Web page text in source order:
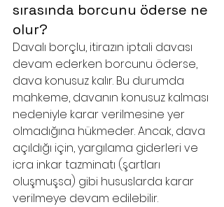
sırasında borcunu öderse ne
olur?
Davalı borçlu, itirazın iptali davası
devam ederken borcunu öderse,
dava konusuz kalır. Bu durumda
mahkeme, davanın konusuz kalması
nedeniyle karar verilmesine yer
olmadığına hükmeder. Ancak, dava
açıldığı için, yargılama giderleri ve
icra inkar tazminatı (şartları
oluşmuşsa) gibi hususlarda karar
verilmeye devam edilebilir.